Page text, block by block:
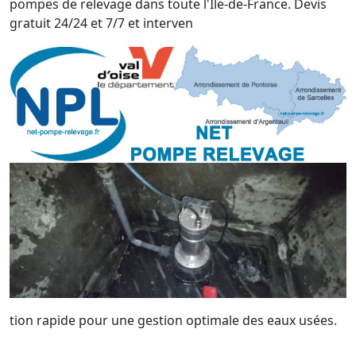
pompes de relevage dans toute l'Île-de-France. Devis
gratuit 24/24 et 7/7 et interven
tion rapide pour une gestion optimale des eaux usées.